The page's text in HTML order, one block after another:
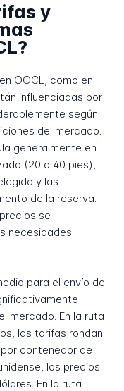
y
OOCL, como en
influenciadas por
según
del mercado.
generalmente en
(20 o 40 pies),
y las
de la reserva.
se
necesidades
para el envío de
mercado. En la ruta
las tarifas rondan
contenedor de
los precios
En la ruta